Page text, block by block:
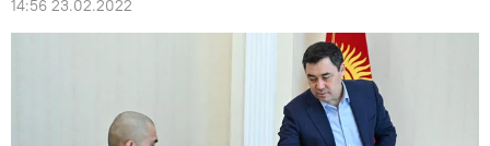
14:56 23.02.2022